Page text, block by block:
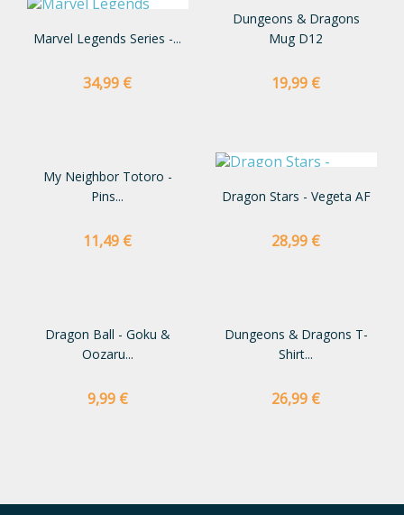
Marvel Legends Series -...
Preço
34,99 €
Dungeons & Dragons
Mug D12
Preço
19,99 €
My Neighbor Totoro -
Pins...
Preço
11,49 €
Dragon Stars - Vegeta AF
Preço
28,99 €
Dragon Ball - Goku &
Oozaru...
Preço
9,99 €
Dungeons & Dragons T-
Shirt...
Preço
26,99 €